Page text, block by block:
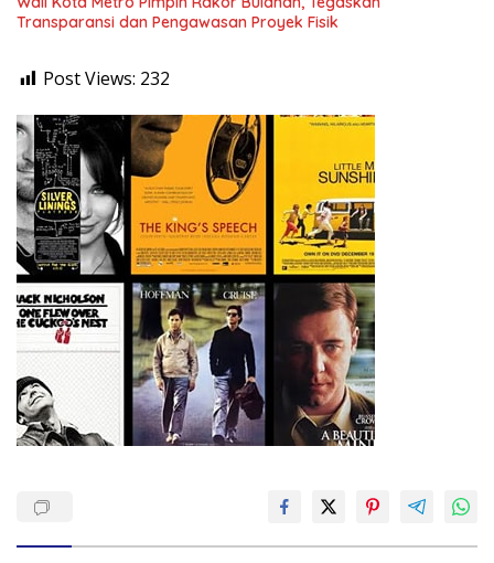
Transparansi dan Pengawasan Proyek Fisik
Post Views: 232